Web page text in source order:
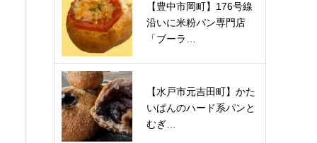
【豊中市岡町】176号線
沿いに米粉パン専門店
「ブーラ…
【水戸市元吉田町】かた
いぱんのハード系パンと
むぎ…